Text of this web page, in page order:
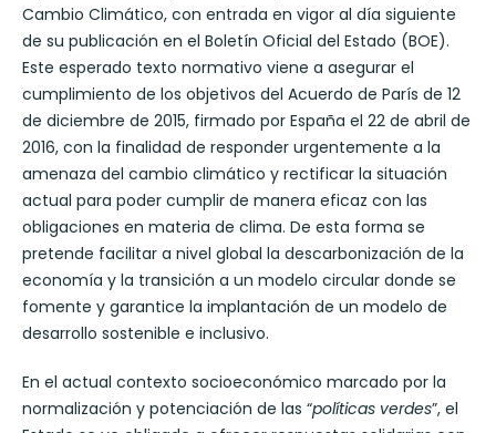
Cambio Climático, con entrada en vigor al día siguiente
de su publicación en el Boletín Oficial del Estado (BOE).
Este esperado texto normativo viene a asegurar el
cumplimiento de los objetivos del Acuerdo de París de 12
de diciembre de 2015, firmado por España el 22 de abril de
2016, con la finalidad de responder urgentemente a la
amenaza del cambio climático y rectificar la situación
actual para poder cumplir de manera eficaz con las
obligaciones en materia de clima. De esta forma se
pretende facilitar a nivel global la descarbonización de la
economía y la transición a un modelo circular donde se
fomente y garantice la implantación de un modelo de
desarrollo sostenible e inclusivo.
En el actual contexto socioeconómico marcado por la
normalización y potenciación de las “políticas verdes”, el